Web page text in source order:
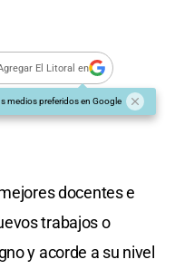
El Litoral en
medios preferidos en Google
docentes e
trabajos o
y acorde a su nivel